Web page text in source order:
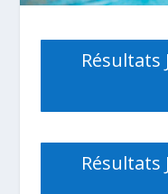
Résultats
Résultats